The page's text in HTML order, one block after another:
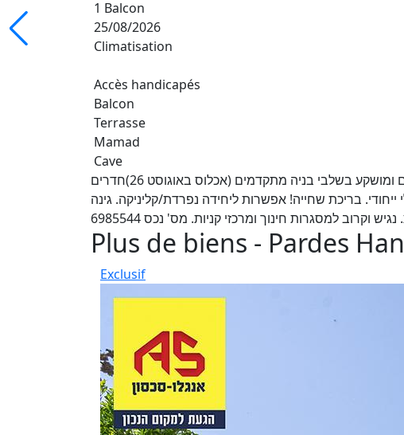
1 Balcon
25/08/2026
Climatisation
Accès handicapés
Balcon
Terrasse
Mamad
Cave
למכירה בפרדס חנה קוטג' דומ"ש חדש, מקסים ומושקע בשלבי בניה מתקדמים (אכלוס באוגוסט 26)חדרים
ייחודי. בריכת שחייה! אפשרות ליחידה נפרדת/קליניקה. גינה
למסגרות חינוך ומרכזי קניות. מס' נכס 6985544
Plus de biens - Pardes
Exclusif